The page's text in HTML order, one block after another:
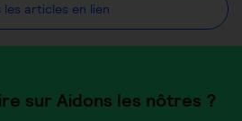
les articles en lien
sur Aidons les nôtres ?